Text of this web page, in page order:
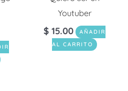
Youtuber
$ 15.00
AÑADIR
AL CARRITO